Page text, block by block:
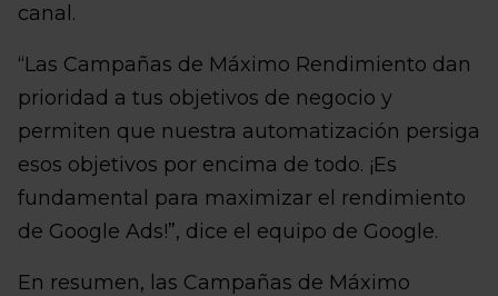
canal.
“Las Campañas de Máximo Rendimiento dan
prioridad a tus objetivos de negocio y
permiten que nuestra automatización persiga
esos objetivos por encima de todo. ¡Es
fundamental para maximizar el rendimiento
de Google Ads!”, dice el equipo de Google.
En resumen, las Campañas de Máximo